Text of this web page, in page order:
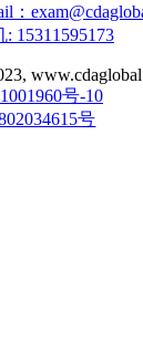
：
: 15311595173
号-10
号